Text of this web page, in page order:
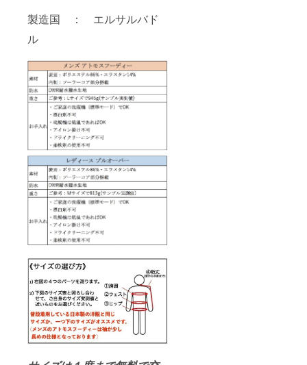
製造国 ： エルサルバド
ル